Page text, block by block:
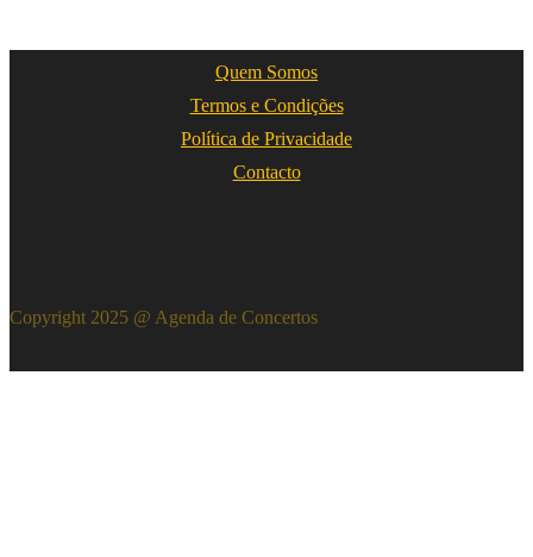
Quem Somos
Termos e Condições
Política de Privacidade
Contacto
Copyright 2025 @ Agenda de Concertos